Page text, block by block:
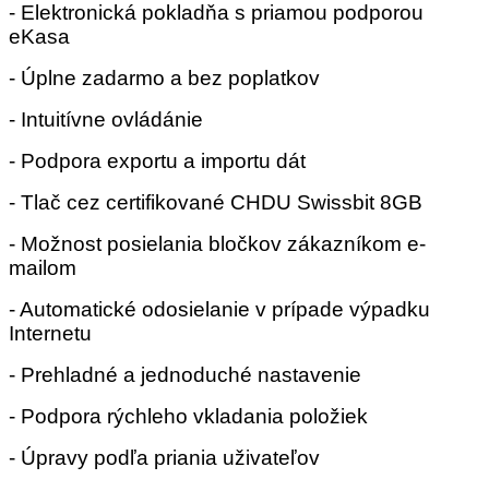
- Elektronická pokladňa s priamou podporou
eKasa
- Úplne zadarmo a bez poplatkov
- Intuitívne ovládánie
- Podpora exportu a importu dát
- Tlač cez certifikované CHDU Swissbit 8GB
- Možnost posielania bločkov zákazníkom e-
mailom
- Automatické odosielanie v prípade výpadku
Internetu
- Prehladné a jednoduché nastavenie
- Podpora rýchleho vkladania položiek
- Úpravy podľa priania uživateľov